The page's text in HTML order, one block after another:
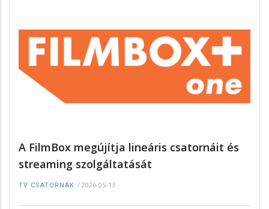
A FilmBox megújítja lineáris csatornáit és
streaming szolgáltatását
TV CSATORNÁK / 2026-05-13